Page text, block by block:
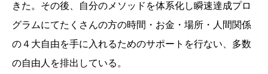
きた。その後、自分のメソッドを体系化し瞬速達成プロ
グラムにてたくさんの方の時間・お金・場所・人間関係
の４大自由を手に入れるためのサポートを行ない、多数
の自由人を排出している。